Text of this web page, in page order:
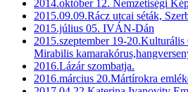
2014.október 12. Nemzetiségi
2015.09.09.Rácz utcai séták,
2015.július 05. IVÁN-Dán
2015.szeptember 19-
Mirabilis
2016.Lázár szombatja.
2016.március 20.Mártírokra